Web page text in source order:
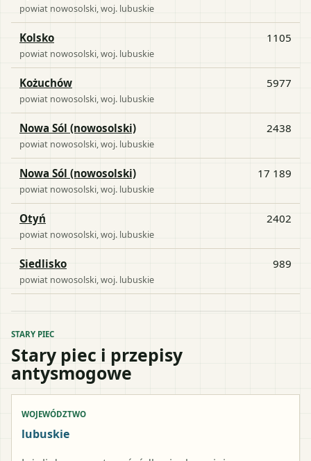
powiat nowosolski , woj. lubuskie
Kolsko
powiat nowosolski , woj. lubuskie
1105
Kożuchów
powiat nowosolski , woj. lubuskie
5977
Nowa Sól (nowosolski)
powiat nowosolski , woj. lubuskie
2438
Nowa Sól (nowosolski)
powiat nowosolski , woj. lubuskie
17 189
Otyń
powiat nowosolski , woj. lubuskie
2402
Siedlisko
powiat nowosolski , woj. lubuskie
989
STARY PIEC
Stary piec i przepisy
antysmogowe
WOJEWÓDZTWO
lubuskie